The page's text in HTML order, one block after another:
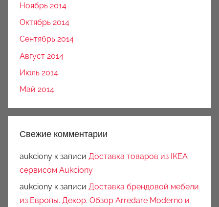
Ноябрь 2014
Октябрь 2014
Сентябрь 2014
Август 2014
Июль 2014
Май 2014
Свежие комментарии
aukciony к записи Доставка товаров из IKEA
сервисом Aukciony
aukciony к записи Доставка брендовой мебели
из Европы. Декор. Обзор Arredare Moderno и